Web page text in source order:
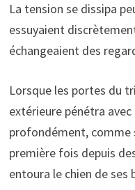
La tension se dissipa
essuyaient
échangeaient des
Lorsque les portes du
extérieure pénétra
profondément, comme
première fois depuis
entoura le chien de ses